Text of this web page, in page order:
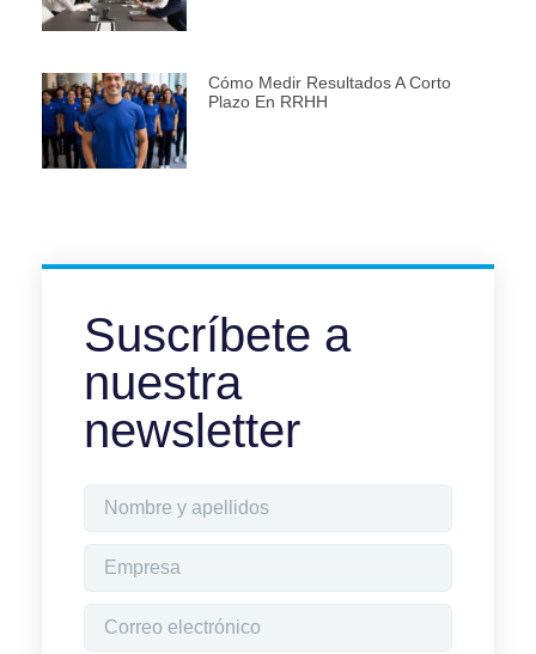
Cómo Medir Resultados A Corto
Plazo En RRHH
Suscríbete a
nuestra
newsletter